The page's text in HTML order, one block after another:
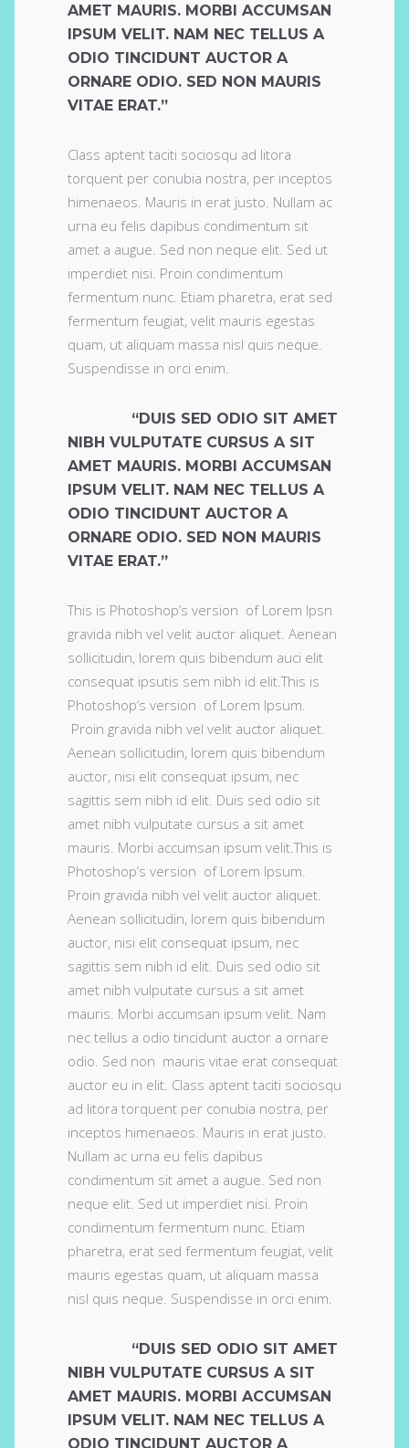
AMET MAURIS. MORBI ACCUMSAN
IPSUM VELIT. NAM NEC TELLUS A
ODIO TINCIDUNT AUCTOR A
ORNARE ODIO. SED NON MAURIS
VITAE ERAT.”
Class aptent taciti sociosqu ad litora
torquent per conubia nostra, per inceptos
himenaeos. Mauris in erat justo. Nullam ac
urna eu felis dapibus condimentum sit
amet a augue. Sed non neque elit. Sed ut
imperdiet nisi. Proin condimentum
fermentum nunc. Etiam pharetra, erat sed
fermentum feugiat, velit mauris egestas
quam, ut aliquam massa nisl quis neque.
Suspendisse in orci enim.
“DUIS SED ODIO SIT AMET
NIBH VULPUTATE CURSUS A SIT
AMET MAURIS. MORBI ACCUMSAN
IPSUM VELIT. NAM NEC TELLUS A
ODIO TINCIDUNT AUCTOR A
ORNARE ODIO. SED NON MAURIS
VITAE ERAT.”
This is Photoshop’s version of Lorem Ipsn
gravida nibh vel velit auctor aliquet. Aenean
sollicitudin, lorem quis bibendum auci elit
consequat ipsutis sem nibh id elit.This is
Photoshop’s version of Lorem Ipsum.
Proin gravida nibh vel velit auctor aliquet.
Aenean sollicitudin, lorem quis bibendum
auctor, nisi elit consequat ipsum, nec
sagittis sem nibh id elit. Duis sed odio sit
amet nibh vulputate cursus a sit amet
mauris. Morbi accumsan ipsum velit.This is
Photoshop’s version of Lorem Ipsum.
Proin gravida nibh vel velit auctor aliquet.
Aenean sollicitudin, lorem quis bibendum
auctor, nisi elit consequat ipsum, nec
sagittis sem nibh id elit. Duis sed odio sit
amet nibh vulputate cursus a sit amet
mauris. Morbi accumsan ipsum velit. Nam
nec tellus a odio tincidunt auctor a ornare
odio. Sed non mauris vitae erat consequat
auctor eu in elit. Class aptent taciti sociosqu
ad litora torquent per conubia nostra, per
inceptos himenaeos. Mauris in erat justo.
Nullam ac urna eu felis dapibus
condimentum sit amet a augue. Sed non
neque elit. Sed ut imperdiet nisi. Proin
condimentum fermentum nunc. Etiam
pharetra, erat sed fermentum feugiat, velit
mauris egestas quam, ut aliquam massa
nisl quis neque. Suspendisse in orci enim.
“DUIS SED ODIO SIT AMET
NIBH VULPUTATE CURSUS A SIT
AMET MAURIS. MORBI ACCUMSAN
IPSUM VELIT. NAM NEC TELLUS A
ODIO TINCIDUNT AUCTOR A